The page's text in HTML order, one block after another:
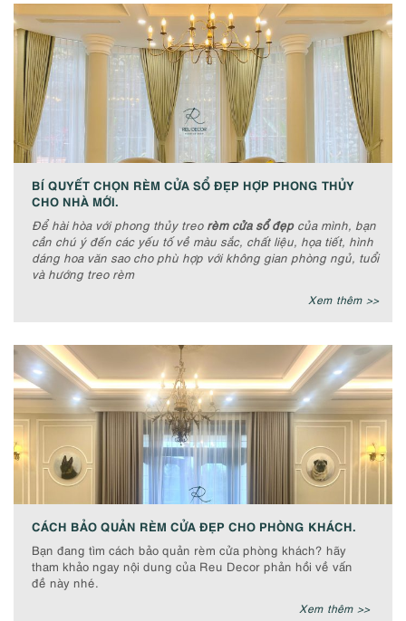
BÍ QUYẾT CHỌN RÈM CỬA SỔ ĐẸP HỢP PHONG THỦY
CHO NHÀ MỚI.
Để hài hòa với phong thủy treo rèm cửa sổ đẹpcủa mình, bạn
cần chú ý đến các yếu tố về màu sắc, chất liệu, họa tiết, hình
dáng hoa văn sao cho phù hợp với không gian phòng ngủ, tuổi
và hướng treo rèm
Xem thêm >>
CÁCH BẢO QUẢN RÈM CỬA ĐẸP CHO PHÒNG KHÁCH.
Bạn đang tìm cách bảo quản rèm cửa phòng khách? hãy
tham khảo ngay nội dung của Reu Decor phản hồi về vấn
đề này nhé.
Xem thêm >>